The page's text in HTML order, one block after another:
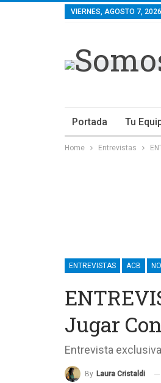
VIERNES, AGOSTO 7, 2026
Portada Tu
Home Entrevistas
ENTREVISTAS ACB
Jugar
Entrevista
By Laura Cristaldi